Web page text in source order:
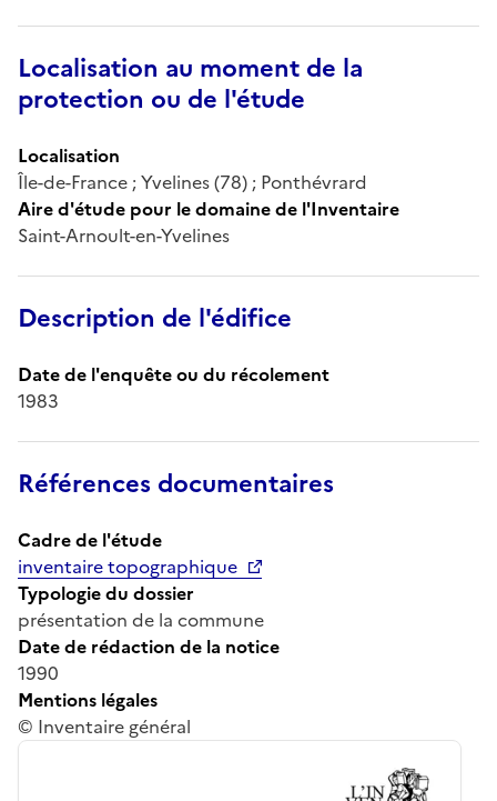
Localisation au moment de la
protection ou de l'étude
Localisation
Île-de-France ; Yvelines (78) ; Ponthévrard
Aire d'étude pour le domaine de l'Inventaire
Saint-Arnoult-en-Yvelines
Description de l'édifice
Date de l'enquête ou du récolement
1983
Références documentaires
Cadre de l'étude
inventaire topographique
Typologie du dossier
présentation de la commune
Date de rédaction de la notice
1990
Mentions légales
© Inventaire général